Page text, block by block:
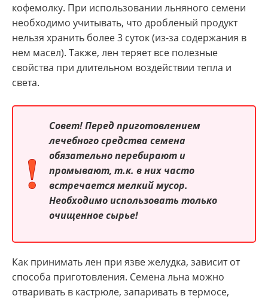
кофемолку. При использовании льняного семени
необходимо учитывать, что дробленый продукт
нельзя хранить более 3 суток (из-за содержания в
нем масел). Также, лен теряет все полезные
свойства при длительном воздействии тепла и
света.
Совет! Перед приготовлением
лечебного средства семена
обязательно перебирают и
промывают, т.к. в них часто
встречается мелкий мусор.
Необходимо использовать только
очищенное сырье!
Как принимать лен при язве желудка, зависит от
способа приготовления. Семена льна можно
отваривать в кастрюле, запаривать в термосе,